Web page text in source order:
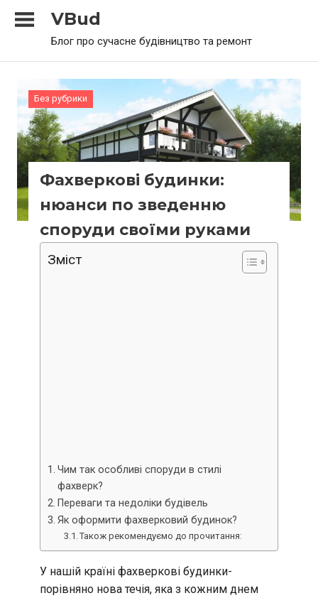
VBud
Блог про сучасне будівництво та ремонт
Без рубрики
Фахверкові будинки:
нюанси по зведенню
споруди своїми руками
Зміст
Чим так особливі споруди в стилі
фахверк?
Переваги та недоліки будівель
Як оформити фахверковий будинок?
Також рекомендуємо до прочитання:
У нашій країні фахверкові будинки-
порівняно нова течія, яка з кожним днем